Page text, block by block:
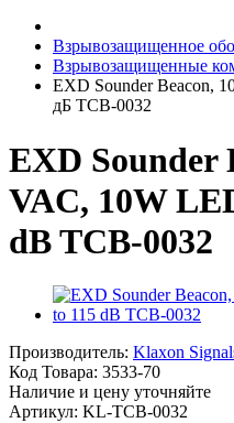
Взрывозащищенное
Взрывозащищенные
EXD Sounder Beacon,
дБ TCB-0032
EXD Sounder
VAC, 10W
dB TCB-0032
Производитель: Klaxon
Код Товара: 3533-70
Наличие и цену уточняйте
Артикул: KL-TCB-0032